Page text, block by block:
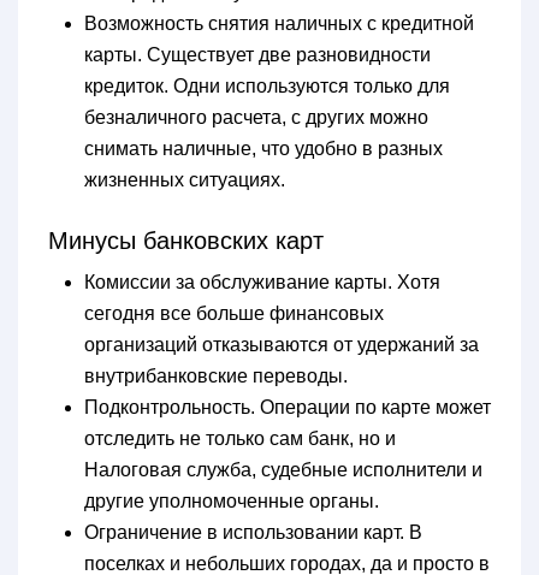
Возможность снятия наличных с кредитной
карты. Существует две разновидности
кредиток. Одни используются только для
безналичного расчета, с других можно
снимать наличные, что удобно в разных
жизненных ситуациях.
Минусы банковских карт
Комиссии за обслуживание карты. Хотя
сегодня все больше финансовых
организаций отказываются от удержаний за
внутрибанковские переводы.
Подконтрольность. Операции по карте может
отследить не только сам банк, но и
Налоговая служба, судебные исполнители и
другие уполномоченные органы.
Ограничение в использовании карт. В
поселках и небольших городах, да и просто в